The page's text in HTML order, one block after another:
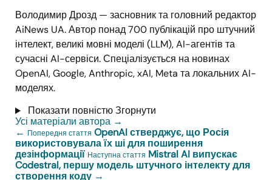
Володимир Дрозд — засновник та головний редактор
AiNews UA. Автор понад 700 публікацій про штучний
інтелект, великі мовні моделі (LLM), AI-агентів та
сучасні AI-сервіси. Спеціалізується на новинах
OpenAI, Google, Anthropic, xAI, Meta та локальних AI-
моделях.
Показати повністюЗгорнути
Усі матеріали автора →
← Попередня стаття OpenAI стверджує, що Росія
використовувала їх ші для поширення
дезінформації Наступна стаття Mistral AI випускає
Codestral, першу модель штучного інтелекту для
створення коду →